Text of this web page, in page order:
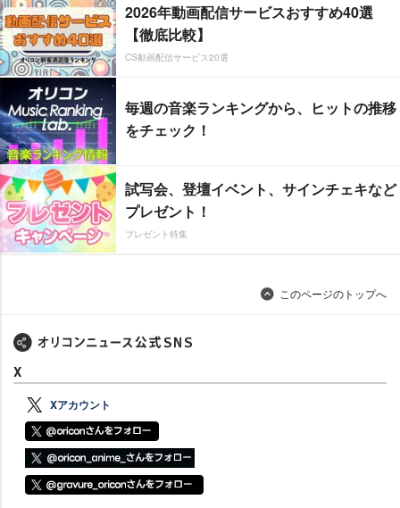
2026年動画配信サービスおすすめ40選
【徹底比較】
CS動画配信サービス20選
毎週の音楽ランキングから、ヒットの推移
をチェック！
試写会、登壇イベント、サインチェキなど
プレゼント！
プレゼント特集
このページのトップへ
X
Xアカウント